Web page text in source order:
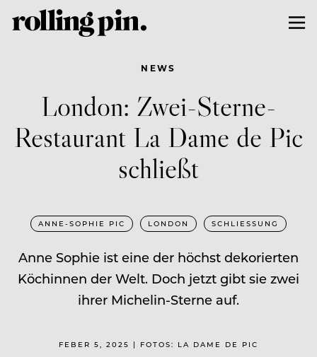
NEWS
London: Zwei-Sterne-
Restaurant La Dame de Pic
schließt
ANNE-SOPHIE PIC LONDON SCHLIESSUNG
Anne Sophie ist eine der höchst dekorierten
Köchinnen der Welt. Doch jetzt gibt sie zwei
ihrer Michelin-Sterne auf.
FEBER 5, 2025 | FOTOS: LA DAME DE PIC